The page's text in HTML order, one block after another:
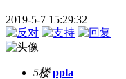
2019-5-7 15:29:32
5楼 ppla